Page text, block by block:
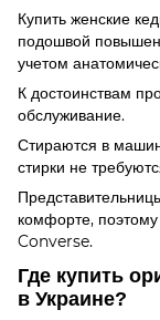
Купить женские
подошвой
учетом
К достоинствам
обслуживание.
Стираются в
стирки не
комфорте,
Converse.
Где купить
в Украине?